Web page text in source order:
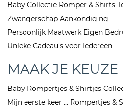
Baby Collectie Romper & Shirts
Zwangerschap Aankondiging
Persoonlijk Maatwerk Eigen
Unieke Cadeau's voor Iedereen
MAAK JE KEUZE
Baby Rompertjes & Shirtjes
Mijn eerste keer ... Rompertjes &